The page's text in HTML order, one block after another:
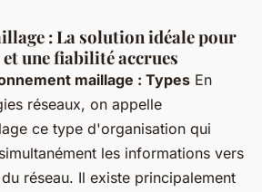
: La solution idéale pour
une fiabilité accrues
maillage : Types En
réseaux, on appelle
ce type d'organisation qui
les informations vers
réseau. Il existe principalement